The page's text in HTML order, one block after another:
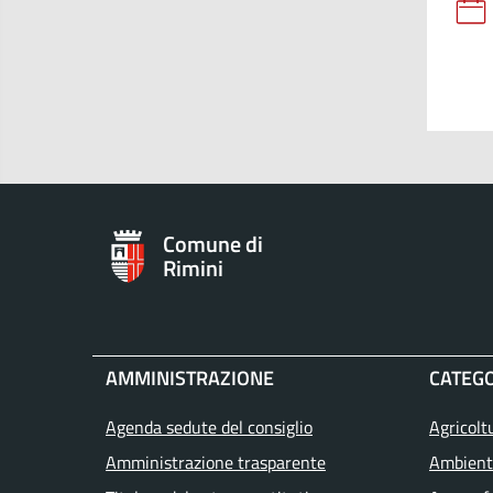
Comune di
Rimini
AMMINISTRAZIONE
Agenda sedute del consiglio
Amministrazione trasparente